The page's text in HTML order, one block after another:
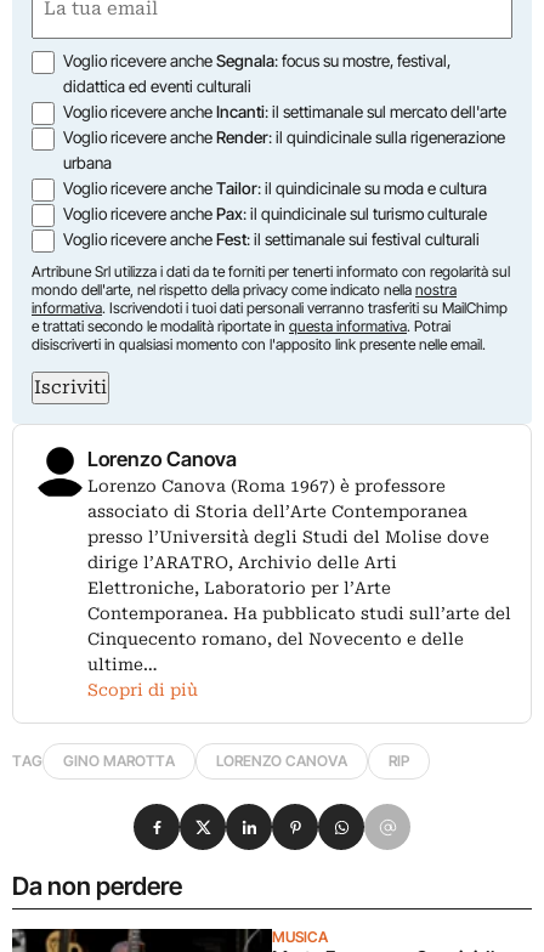
(Required)
Opzioni
Voglio ricevere ancheSegnala: focus su mostre, festival,
didattica ed eventi culturali
Voglio ricevere ancheIncanti: il settimanale sul mercato dell'arte
Voglio ricevere ancheRender: il quindicinale sulla rigenerazione
urbana
Voglio ricevere ancheTailor: il quindicinale su moda e cultura
Voglio ricevere anchePax: il quindicinale sul turismo culturale
Voglio ricevere ancheFest: il settimanale sui festival culturali
Artribune Srl utilizza i dati da te forniti per tenerti informato con regolarità sul
mondo dell'arte, nel rispetto della privacy come indicato nella nostra
informativa. Iscrivendoti i tuoi dati personali verranno trasferiti su MailChimp
e trattati secondo le modalità riportate in questa informativa. Potrai
disiscriverti in qualsiasi momento con l'apposito link presente nelle email.
Iscriviti
Lorenzo Canova
Lorenzo Canova (Roma 1967) è professore
associato di Storia dell’Arte Contemporanea
presso l’Università degli Studi del Molise dove
dirige l’ARATRO, Archivio delle Arti
Elettroniche, Laboratorio per l’Arte
Contemporanea. Ha pubblicato studi sull’arte del
Cinquecento romano, del Novecento e delle
ultime…
Scopri di più
TAG GINO MAROTTA LORENZO CANOVA RIP
Da non perdere
MUSICA
Condividi su Facebook
Condividi su X
Condividi su LinkedIn
Condividi su Pinterest
Condividi su WhatsApp
Condividi su Email